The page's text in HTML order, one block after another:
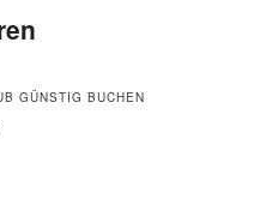
GÜNSTIG BUCHEN